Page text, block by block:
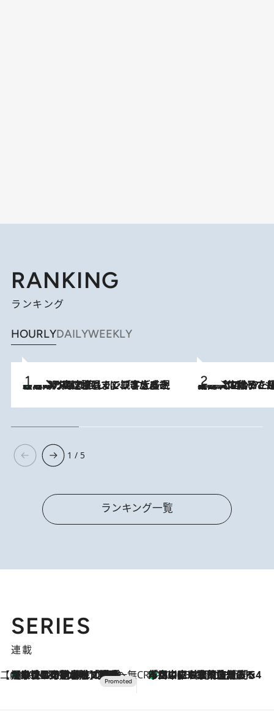
RANKING
ランキング
HOURLYDAILYWEEKLY
2026.8.7
「湘南乃風に憧れて」観客大盛上がりの“タオル回し”に、ラッパー顔負けの高速歌唱まで…さだまさし（74）のアグレッシブすぎる現在地 2026.8.5
【阿川佐和子さんの年とる力】なぜ70代で始めた趣味は“こんなに楽しい”のか？ ピアノ、俳句…スランプに陥っても続けられる“ある秘訣”とは
1 / 5
ランキング一覧
SERIES
連載
【CREA×星野リゾート】唯一無二。癒しと発見が待つ場所へ
2026.8.7
【トンボの足水浴】ヒノキの香りに包まれて涼感マックス！約13℃の湧水かけ流しを避暑地「星野温泉 トンボの湯」で体験 CREA'S CHOICE
2026.8.7
「立川にも歌舞伎があるんだよ」 片岡仁左衛門・市川中車ら豪華座組みで4年目の立川立飛歌舞伎へ